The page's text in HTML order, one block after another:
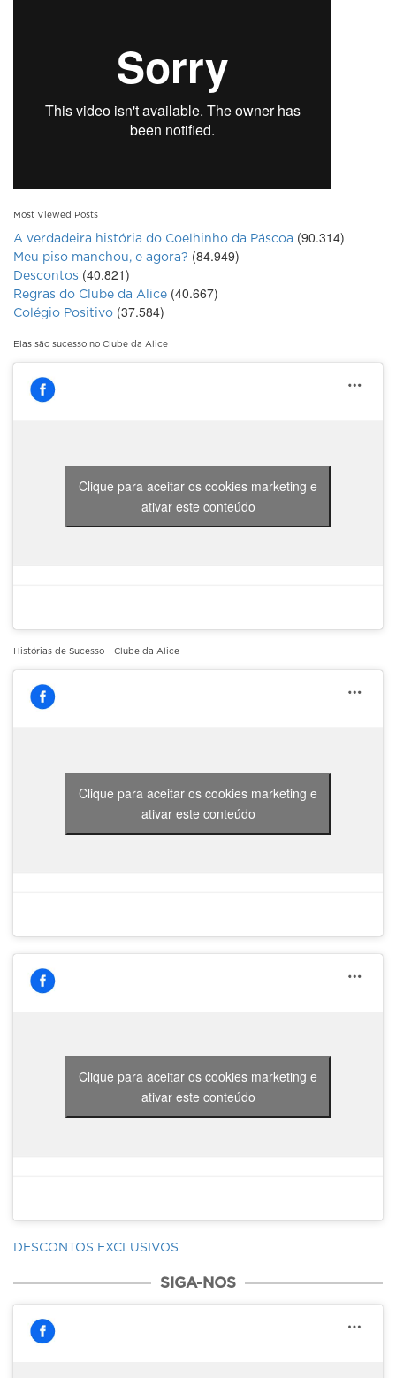
Most Viewed Posts
A verdadeira história do Coelhinho da Páscoa (90.314)
Meu piso manchou, e agora? (84.949)
Descontos (40.821)
Regras do Clube da Alice (40.667)
Colégio Positivo (37.584)
Elas são sucesso no Clube da Alice
Clique para aceitar os cookies marketing e
ativar este conteúdo
Histórias de Sucesso – Clube da Alice
Clique para aceitar os cookies marketing e
ativar este conteúdo
Clique para aceitar os cookies marketing e
ativar este conteúdo
DESCONTOS EXCLUSIVOS
SIGA-NOS